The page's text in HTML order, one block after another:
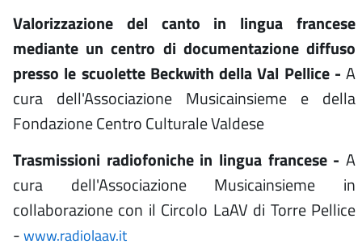
Valorizzazione del canto in lingua francese
mediante un centro di documentazione diffuso
presso le scuolette Beckwith della Val Pellice - A
cura dell'Associazione Musicainsieme e della
Fondazione Centro Culturale Valdese
Trasmissioni radiofoniche in lingua francese - A
cura dell'Associazione Musicainsieme in
collaborazione con il Circolo LaAV di Torre Pellice
-www.radiolaav.it